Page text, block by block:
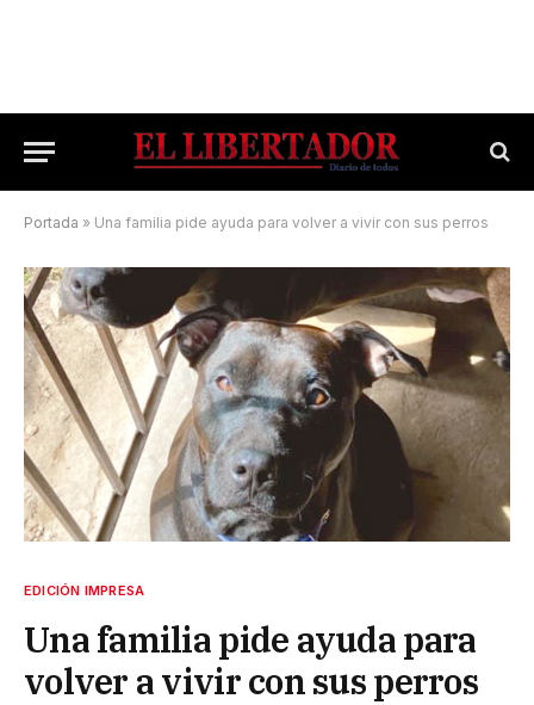
Portada » Una familia pide ayuda para volver a vivir con sus perros
EDICIÓN IMPRESA
Una familia pide ayuda para
volver a vivir con sus perros